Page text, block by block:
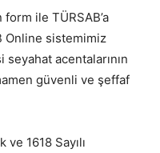
ile TÜRSAB’a
Online sistemimiz
acentalarının
güvenli ve şeffaf
1618 Sayılı